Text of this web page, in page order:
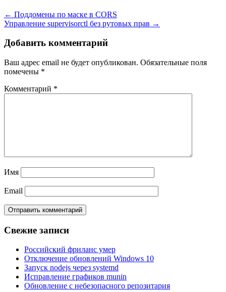
← Поддомены по маске в CORS
Управление supervisorctl без рутовых прав →
Добавить комментарий
Ваш адрес email не будет опубликован. Обязательные поля
помечены *
Комментарий *
Имя
Email
Свежие записи
Российский фриланс умер
Отключение обновлений Windows 10
Запуск nodejs через systemd
Исправление графиков munin
Обновление с небезопасного репозитария